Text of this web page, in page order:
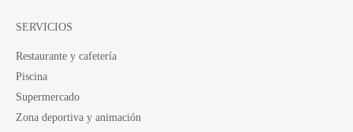
SERVICIOS
Restaurante y cafetería
Piscina
Supermercado
Zona deportiva y animación